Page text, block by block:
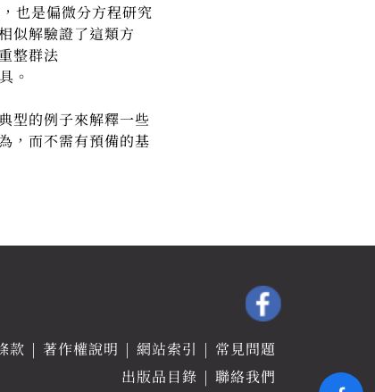
是偏微分方程研究
似解驗證了這類方
整群法
。
型的例子來解釋一些
，而不需有預備的基
款 著作權說明 網站索引
常見問題
出版品目錄
聯絡我們